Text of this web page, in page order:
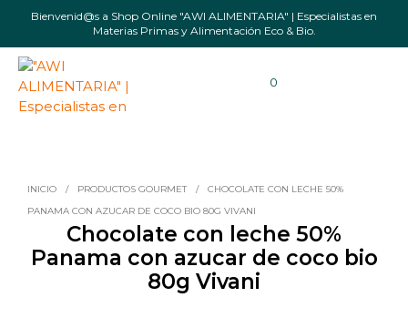
Bienvenid@s a Shop Online "AWI ALIMENTARIA" | Especialistas en
Materias Primas y Alimentación Eco & Bio.
0
INICIO / PRODUCTOS GOURMET /
CHOCOLATE CON LECHE 50%
PANAMA CON AZUCAR DE COCO BIO 80G VIVANI
Chocolate con leche 50%
Panama con azucar de coco bio
80g Vivani